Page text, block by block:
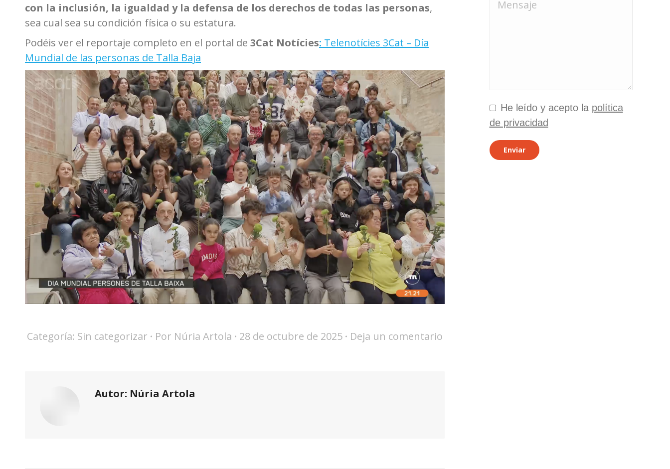
con la inclusión, la igualdad y la defensa de los derechos de todas las personas,
sea cual sea su condición física o su estatura.
Podéis ver el reportaje completo en el portal de 3Cat Notícies: Telenotícies 3Cat – Día
Mundial de las personas de Talla Baja
Categoría: Sin categorizar Por Núria Artola 28 de octubre de 2025 Deja un comentario
Autor: Núria Artola
He leído y acepto la política
de privacidad
Enviar